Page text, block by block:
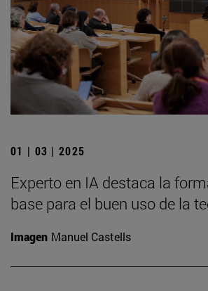
01 | 03 | 2025
Experto en IA destaca la
base para el buen uso de la
Imagen Manuel Castells